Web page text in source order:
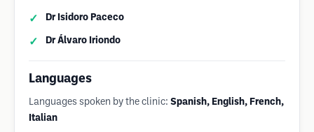
Dr Isidoro Paceco
Dr Álvaro Iriondo
Languages
Languages spoken by the clinic: Spanish, English, French,
Italian